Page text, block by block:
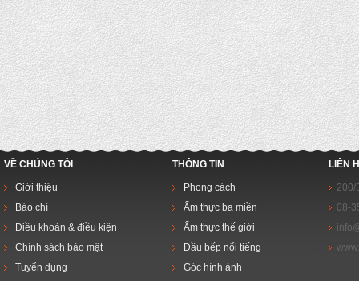
VỀ CHÚNG TÔI
Giới thiệu
Báo chí
Điều khoản & điều kiện
Chính sách bảo mật
Tuyển dụng
THÔNG TIN
Phong cách
Ẩm thực ba miền
Ẩm thực thế giới
Đầu bếp nổi tiếng
Góc hình ảnh
LIÊN
200/
08-